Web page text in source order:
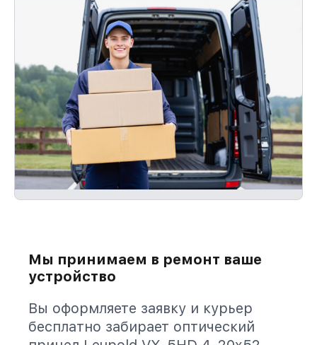
Мы принимаем в ремонт ваше
устройство
Вы оформляете заявку и курьер
бесплатно забирает оптический